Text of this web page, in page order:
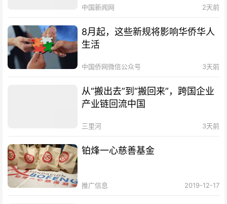
中国新闻网 2天前
8月起，这些新规将影响华侨华人
生活
中国侨网微信公众号 3天前
从“搬出去”到“搬回来”，跨国企业
产业链回流中国
三里河 3天前
铂烽一心慈善基金
推广信息 2019-12-17